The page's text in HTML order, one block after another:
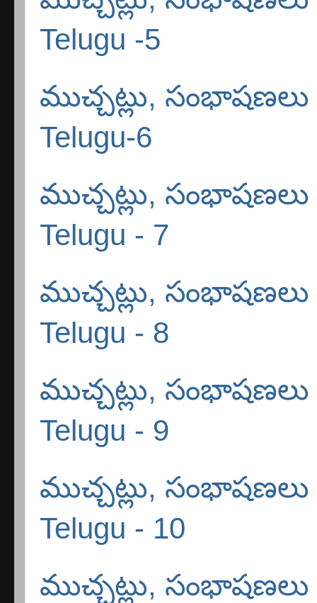
Telugu -5
ముచ్చట్లు, సంభాషణలు
Telugu-6
ముచ్చట్లు, సంభాషణలు
Telugu - 7
ముచ్చట్లు, సంభాషణలు
Telugu - 8
ముచ్చట్లు, సంభాషణలు
Telugu - 9
ముచ్చట్లు, సంభాషణలు
Telugu - 10
ముచ్చట్లు, సంభాషణలు